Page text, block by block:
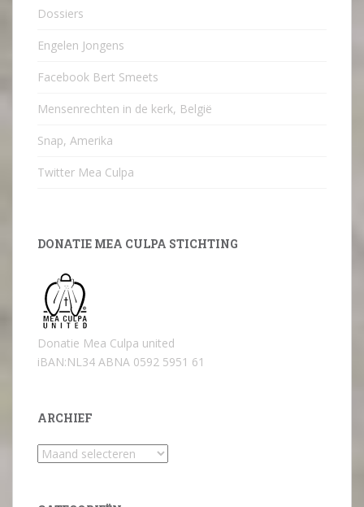
Dossiers
Engelen Jongens
Facebook Bert Smeets
Mensenrechten in de kerk, België
Snap, Amerika
Twitter Mea Culpa
DONATIE MEA CULPA STICHTING
Donatie Mea Culpa united
iBAN:NL34 ABNA 0592 5951 61
ARCHIEF
Archief